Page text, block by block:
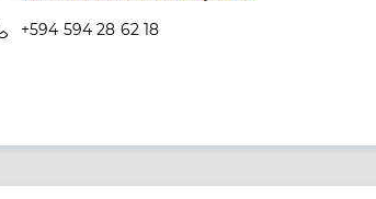
Téléphone
+594 594 28 62 18